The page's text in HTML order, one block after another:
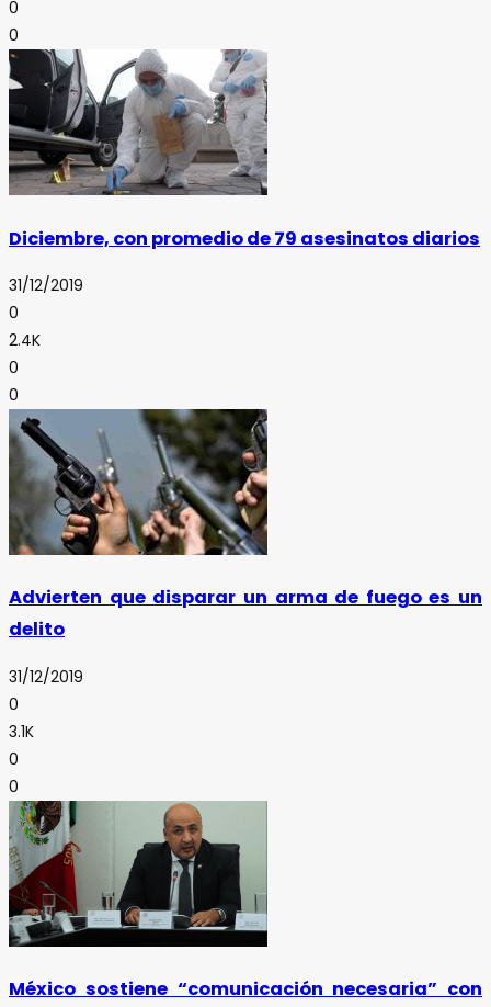
0
0
Diciembre, con promedio de 79 asesinatos diarios
31/12/2019
0
2.4K
0
0
Advierten que disparar un arma de fuego es un
delito
31/12/2019
0
3.1K
0
0
México sostiene “comunicación necesaria” con